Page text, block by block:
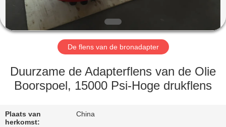
FABRIEKSREIS
KWALITEITSCONTROLE
CONTACTEER
ONS
De flens van de bronadapter
Duurzame de Adapterflens van de Olie
Boorspoel, 15000 Psi-Hoge drukflens
Plaats van
herkomst:
China